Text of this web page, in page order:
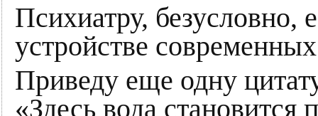
Психиатру, безусловно,
устройстве
Приведу еще одну
«Здесь вода становится